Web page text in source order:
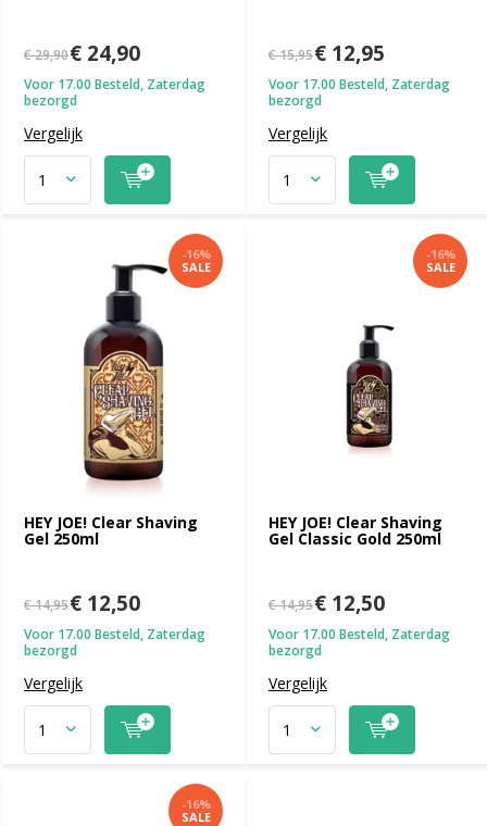
€ 29,90€ 24,90
Voor 17.00 Besteld, Zaterdag
bezorgd
Vergelijk
€ 15,95€ 12,95
Voor 17.00 Besteld, Zaterdag
bezorgd
Vergelijk
HEY JOE! Clear Shaving
Gel 250ml
-16%
SALE
€ 14,95€ 12,50
Voor 17.00 Besteld, Zaterdag
bezorgd
Vergelijk
HEY JOE! Clear Shaving
Gel Classic Gold 250ml
-16%
SALE
€ 14,95€ 12,50
Voor 17.00 Besteld, Zaterdag
bezorgd
Vergelijk
-16%
SALE